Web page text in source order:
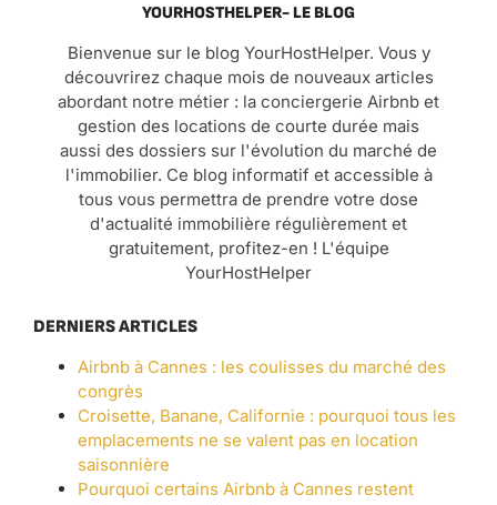
YOURHOSTHELPER- LE BLOG
Bienvenue sur le blog YourHostHelper. Vous y
découvrirez chaque mois de nouveaux articles
abordant notre métier : la conciergerie Airbnb et
gestion des locations de courte durée mais
aussi des dossiers sur l'évolution du marché de
l'immobilier. Ce blog informatif et accessible à
tous vous permettra de prendre votre dose
d'actualité immobilière régulièrement et
gratuitement, profitez-en ! L'équipe
YourHostHelper
DERNIERS ARTICLES
Airbnb à Cannes : les coulisses du marché des
congrès
Croisette, Banane, Californie : pourquoi tous les
emplacements ne se valent pas en location
saisonnière
Pourquoi certains Airbnb à Cannes restent